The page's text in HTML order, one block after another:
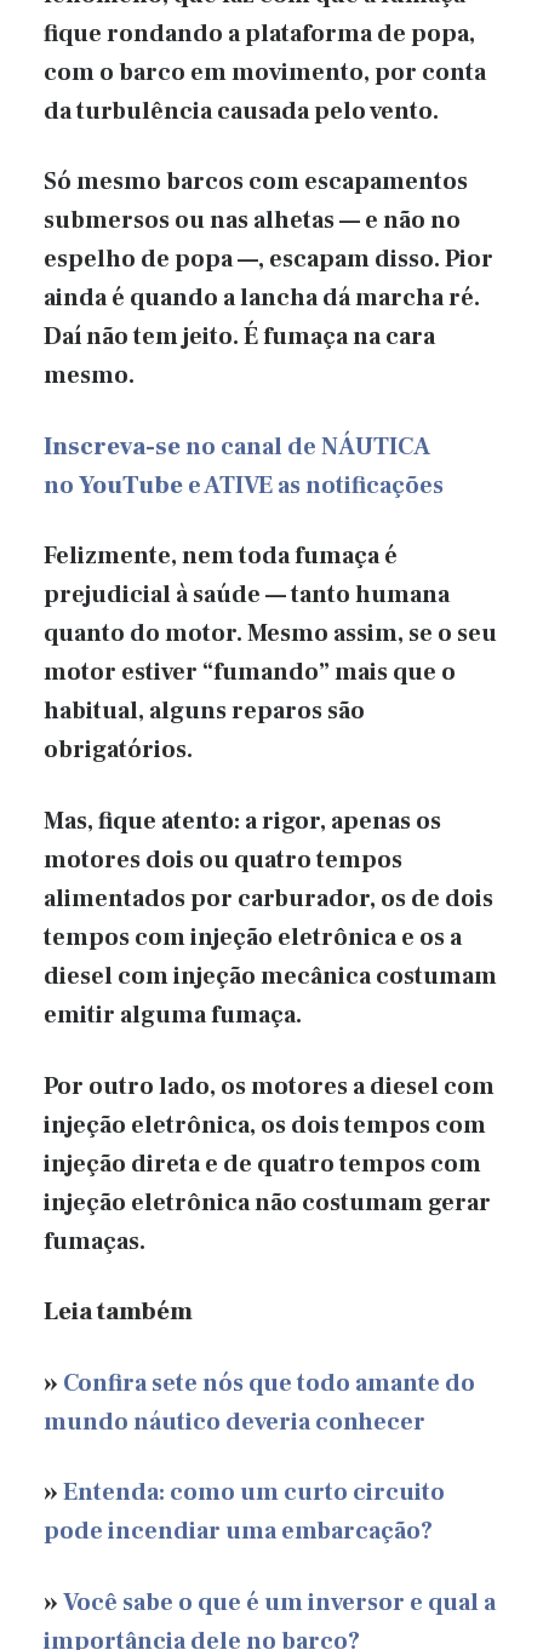
fique rondando a plataforma de popa,
com o barco em movimento, por conta
da turbulência causada pelo vento.
Só mesmo barcos com escapamentos
submersos ou nas alhetas — e não no
espelho de popa —, escapam disso. Pior
ainda é quando a lancha dá marcha ré.
Daí não tem jeito. É fumaça na cara
mesmo.
Inscreva-seno canal de NÁUTICA
noYouTubee ATIVE as notificações
Felizmente, nem toda fumaça é
prejudicial à saúde — tanto humana
quanto do motor. Mesmo assim, se o seu
motor estiver “fumando” mais que o
habitual, alguns reparos são
obrigatórios.
Mas, fique atento: a rigor, apenas os
motores dois ou quatro tempos
alimentados por carburador, os de dois
tempos com injeção eletrônica e os a
diesel com injeção mecânica costumam
emitir alguma fumaça.
Por outro lado, os motores a diesel com
injeção eletrônica, os dois tempos com
injeção direta e de quatro tempos com
injeção eletrônica não costumam gerar
fumaças.
Leia também
» Confira sete nós que todo amante do
mundo náutico deveria conhecer
»Entenda: como um curto circuito
pode incendiar uma embarcação?
»Você sabe o que é um inversor e qual a
importância dele no barco?